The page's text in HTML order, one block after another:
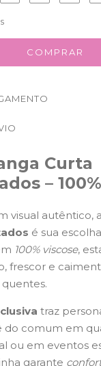
Curta
–
visual autêntico, a
é sua
100% viscose,
frescor e
quentes.
traz
do comum em
ou em eventos
garante